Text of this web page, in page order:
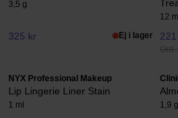
3,5 g
325 kr Ej i lager
12 ml
Ord.
NYX Professional Makeup
Lip Lingerie Liner Stain
1 ml 1,9 g